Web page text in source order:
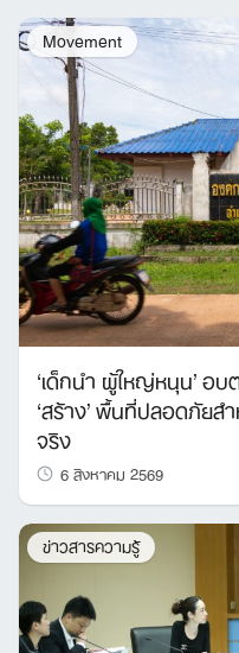
Movement
‘เด็กนำ ผู้ใหญ่หนุน’ อบ
‘สร้าง’ พื้นที่ปลอดภัยส
จริง
6 สิงหาคม 2569
ข่าวสารความรู้